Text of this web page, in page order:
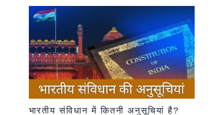
भारतीय संविधान में कितनी अनुसूचियां है?